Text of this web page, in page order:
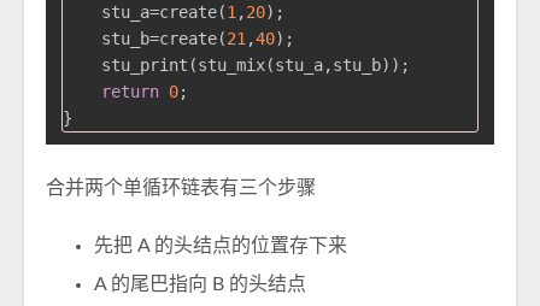
    stu_a=create(
1 ,20);
    stu_b=create(
21 ,40);
    stu_print(stu_mix(stu_a,stu_b));
return 0;
合并两个单循环链表有三个步骤
先把 A 的头结点的位置存下来
A 的尾巴指向 B 的头结点